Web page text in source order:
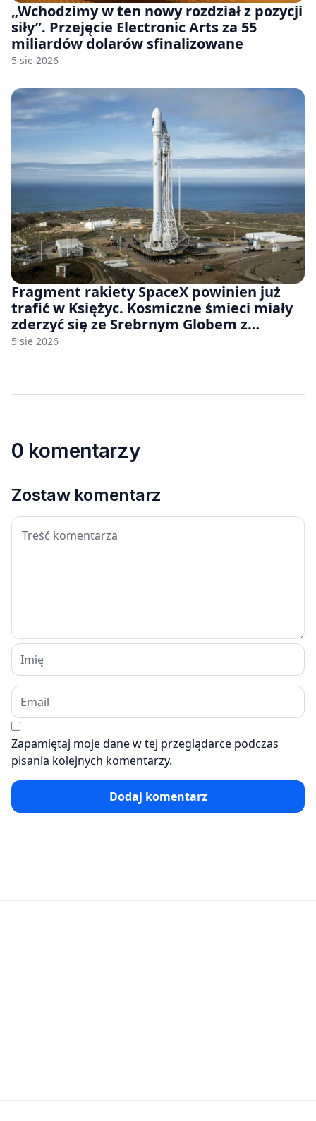
„Wchodzimy w ten nowy rozdział z pozycji
siły”. Przejęcie Electronic Arts za 55
miliardów dolarów sfinalizowane
5 sie 2026
Fragment rakiety SpaceX powinien już
trafić w Księżyc. Kosmiczne śmieci miały
zderzyć się ze Srebrnym Globem z
prędkością 8690 km/h
5 sie 2026
0 komentarzy
Zostaw komentarz
Zapamiętaj moje dane w tej przeglądarce podczas
pisania kolejnych komentarzy.
Dodaj komentarz